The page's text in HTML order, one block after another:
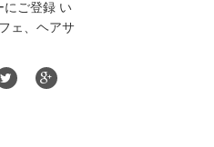
にご登録 い
ェ、ヘアサ